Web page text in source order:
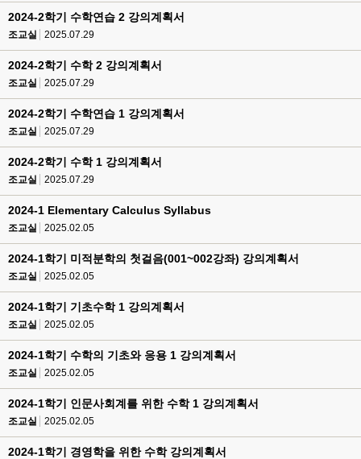
2024-2학기 수학연습 2 강의계획서
조교실 2025.07.29
2024-2학기 수학 2 강의계획서
조교실 2025.07.29
2024-2학기 수학연습 1 강의계획서
조교실 2025.07.29
2024-2학기 수학 1 강의계획서
조교실 2025.07.29
2024-1 Elementary Calculus Syllabus
조교실 2025.02.05
2024-1학기 미적분학의 첫걸음(001~002강좌) 강의계획서
조교실 2025.02.05
2024-1학기 기초수학 1 강의계획서
조교실 2025.02.05
2024-1학기 수학의 기초와 응용 1 강의계획서
조교실 2025.02.05
2024-1학기 인문사회계를 위한 수학 1 강의계획서
조교실 2025.02.05
2024-1학기 경영학을 위한 수학 강의계획서